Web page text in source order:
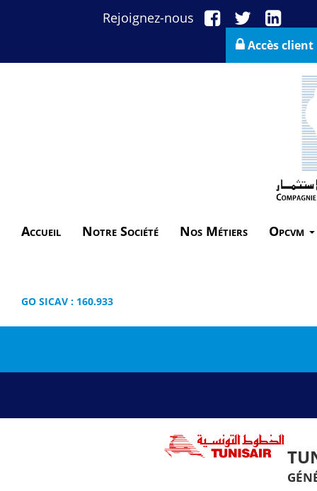
Rejoignez-nous
Accès client
Accueil Notre Société Nos Métiers Opcvm
GO SICAV : 160.933